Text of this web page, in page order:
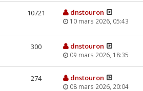
10721 dnstouron
10 mars 2026, 05:43
300 dnstouron
09 mars 2026, 18:35
274 dnstouron
08 mars 2026, 20:04